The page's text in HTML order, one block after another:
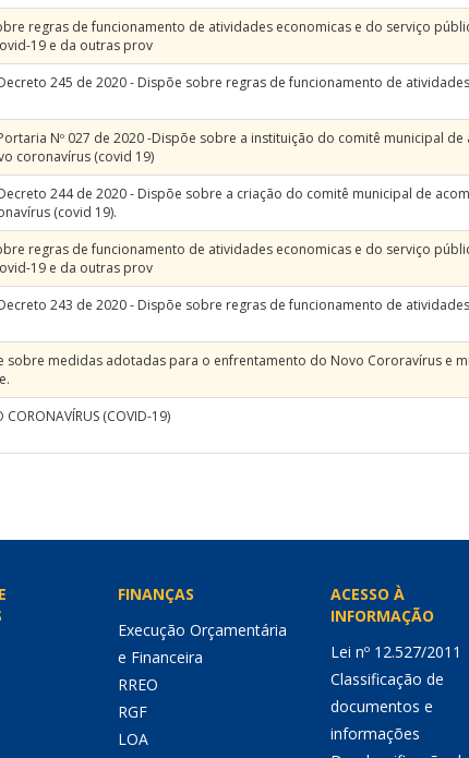
sobre regras de funcionamento de atividades economicas e do serviço
19 e da outras prov
Decreto 245 de 2020 - Dispõe sobre regras de funcionamento de
Portaria Nº 027 de 2020 -Dispõe sobre a instituição do comitê municipal
coronavírus (covid 19)
Decreto 244 de 2020 - Dispõe sobre a criação do comitê municipal de
(covid 19).
sobre regras de funcionamento de atividades economicas e do serviço
19 e da outras prov
Decreto 243 de 2020 - Dispõe sobre regras de funcionamento de
sobre medidas adotadas para o enfrentamento do Novo Cororavírus e
(COVID-19)
FINANÇAS
Execução Orçamentária
e Financeira
RREO
RGF
LOA
ACESSO À
INFORMAÇÃO
Lei nº 12.527/2011
Classificação de
documentos e
informações